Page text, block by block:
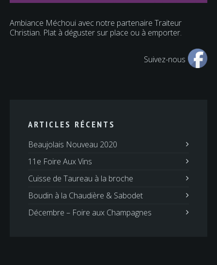
Ambiance Méchoui avec notre partenaire Traiteur
Christian. Plat à déguster sur place ou à emporter.
Suivez-nous
ARTICLES RÉCENTS
Beaujolais Nouveau 2020
11e Foire Aux Vins
Cuisse de Taureau à la broche
Boudin à la Chaudière & Sabodet
Décembre – Foire aux Champagnes